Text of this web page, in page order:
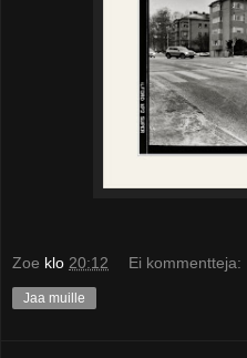
Zoe klo 20:12 Ei kommentteja:
Jaa muille